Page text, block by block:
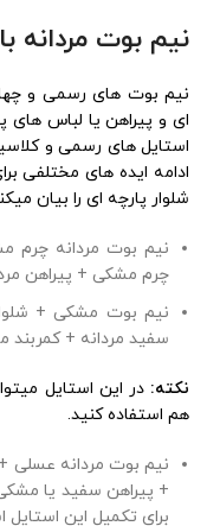
نیم بوت مردانه
نیم بوت های رسمی و
ای و پیراهن یا لباس های
استایل های رسمی و
ادامه ایده های مختلفی
شلوار پارچه ای را بیان
نیم بوت مردانه چرم
چرم مشکی + پیراهن
نیم بوت مشکی +
سفید مردانه + کمربند
نکته: در این استایل
هم استفاده کنید.
نیم بوت مردانه عسلی
+ پیراهن سفید یا
برای تکمیل این استایل